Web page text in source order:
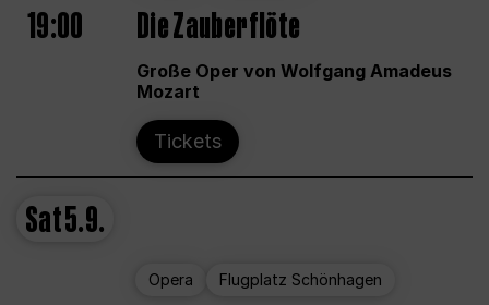
19:00 Die Zauberflöte
Große Oper von Wolfgang Amadeus
Mozart
Tickets
Sat5.9.
Opera Flugplatz Schönhagen